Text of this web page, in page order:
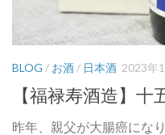
BLOG / お酒 / 日本酒 2023年
【福禄寿酒造】
昨年、親父が大腸癌にな